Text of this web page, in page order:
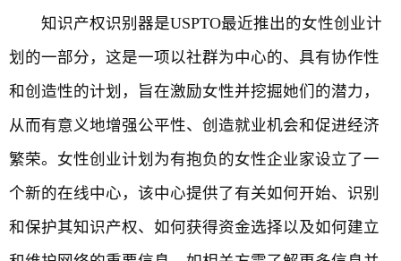
知识产权识别器是USPTO最近推出的女性创业计
划的一部分，这是一项以社群为中心的、具有协作性
和创造性的计划，旨在激励女性并挖掘她们的潜力，
从而有意义地增强公平性、创造就业机会和促进经济
繁荣。女性创业计划为有抱负的女性企业家设立了一
个新的在线中心，该中心提供了有关如何开始、识别
和保护其知识产权、如何获得资金选择以及如何建立